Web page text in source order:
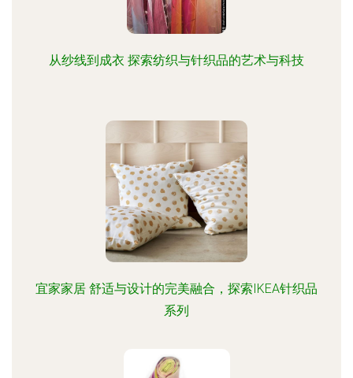
从纱线到成衣 探索纺织与针织品的艺术与科技
宜家家居 舒适与设计的完美融合，探索IKEA针织品
系列